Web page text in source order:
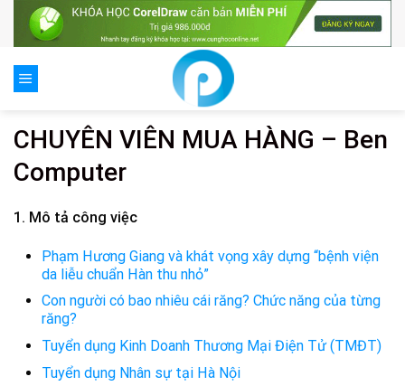
CHUYÊN VIÊN MUA HÀNG – Ben
Computer
1. Mô tả công việc
Phạm Hương Giang và khát vọng xây dựng “bệnh viện
da liễu chuẩn Hàn thu nhỏ”
Con người có bao nhiêu cái răng? Chức năng của từng
răng?
Tuyển dụng Kinh Doanh Thương Mại Điện Tử (TMĐT)
Tuyển dụng Nhân sự tại Hà Nội